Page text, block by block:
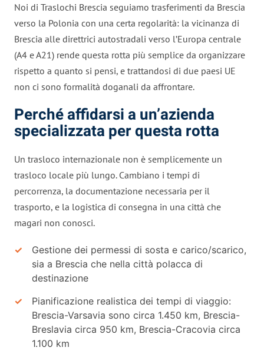
Noi di Traslochi Brescia seguiamo trasferimenti da Brescia
verso la Polonia con una certa regolarità: la vicinanza di
Brescia alle direttrici autostradali verso l’Europa centrale
(A4 e A21) rende questa rotta più semplice da organizzare
rispetto a quanto si pensi, e trattandosi di due paesi UE
non ci sono formalità doganali da affrontare.
Perché affidarsi a un’azienda
specializzata per questa rotta
Un trasloco internazionale non è semplicemente un
trasloco locale più lungo. Cambiano i tempi di
percorrenza, la documentazione necessaria per il
trasporto, e la logistica di consegna in una città che
magari non conosci.
Gestione dei permessi di sosta e carico/scarico,
sia a Brescia che nella città polacca di
destinazione
Pianificazione realistica dei tempi di viaggio:
Brescia-Varsavia sono circa 1.450 km, Brescia-
Breslavia circa 950 km, Brescia-Cracovia circa
1.100 km